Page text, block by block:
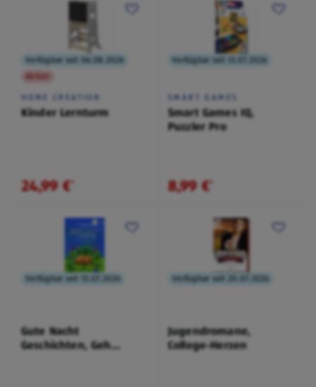
Verfügbar seit 06.08.2026
Aktion
HOME CREATION
Kinder Lernturm
24,99 €¹
Verfügbar seit 13.07.2026
SMART GAMES
Smart Games IQ,
Puzzler Pro
8,99 €¹
Verfügbar seit 13.07.2026
Gute Nacht
Geschichten, Geh
Verfügbar seit 20.07.2026
Jugendromane,
College-Herzen